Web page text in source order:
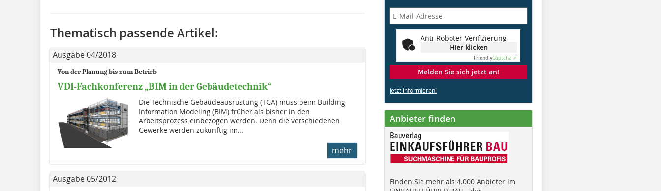
Thematisch passende Artikel:
Ausgabe 04/2018
Von der Planung bis zum Betrieb
VDI-Fachkonferenz „BIM in der Gebäudetechnik“
Die Technische Gebäudeausrüstung (TGA) muss beim Building
Information Modeling (BIM) früher als bisher in den
Arbeitsprozess einbezogen werden. Denn die verschiedenen
Gewerke werden zukünftig im...
mehr
Ausgabe 05/2012
Anti-Roboter-Verifizierung
Hier klicken
FriendlyCaptcha ⇗
Melden Sie sich jetzt an!
Jetzt informieren!
Anbieter finden
Finden Sie mehr als 4.000 Anbieter im